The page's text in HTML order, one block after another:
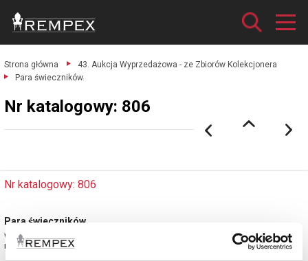
Strona główna
43. Aukcja Wyprzedażowa - ze Zbiorów Kolekcjonera
Para świeczników.
Nr katalogowy: 806
Nr katalogowy: 806
Para świeczników
w formie chłopczyków, trzymających pochodnie.
mosiądz, wys. 17 cm;